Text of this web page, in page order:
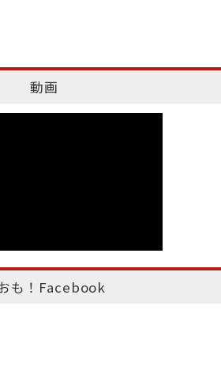
動画
も！Facebook